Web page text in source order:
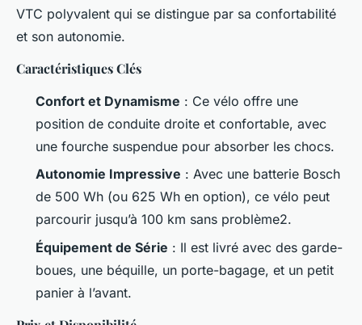
VTC polyvalent qui se distingue par sa confortabilité
et son autonomie.
Caractéristiques Clés
Confort et Dynamisme : Ce vélo offre une
position de conduite droite et confortable, avec
une fourche suspendue pour absorber les chocs.
Autonomie Impressive : Avec une batterie Bosch
de 500 Wh (ou 625 Wh en option), ce vélo peut
parcourir jusqu’à 100 km sans problème2.
Équipement de Série : Il est livré avec des garde-
boues, une béquille, un porte-bagage, et un petit
panier à l’avant.